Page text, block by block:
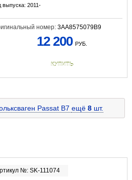
выпуска: 2011-
номер: 3AA8575079B9
12 200 РУБ.
КУПИТЬ
Passat B7 ещё 8 шт.
№: SK-111074